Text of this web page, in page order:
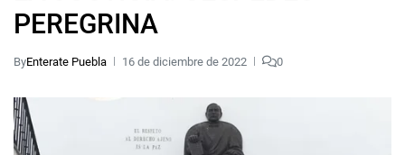
PEREGRINA
ByEnterate Puebla 16 de diciembre de 2022 0